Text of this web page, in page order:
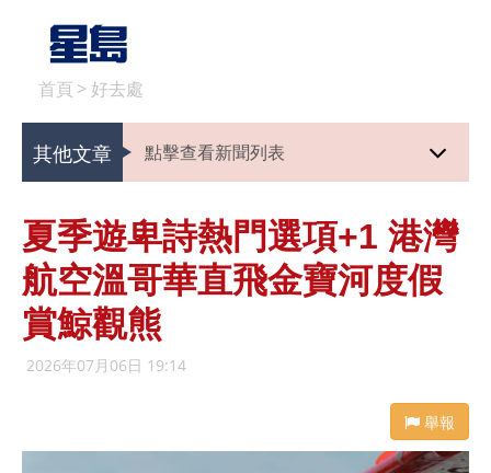
首頁 > 好去處
其他文章 點擊查看新聞列表
夏季遊卑詩熱門選項+1 港灣
航空溫哥華直飛金寶河度假
賞鯨觀熊
2026年07月06日 19:14
舉報